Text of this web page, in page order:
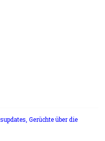
Gerüchte über die